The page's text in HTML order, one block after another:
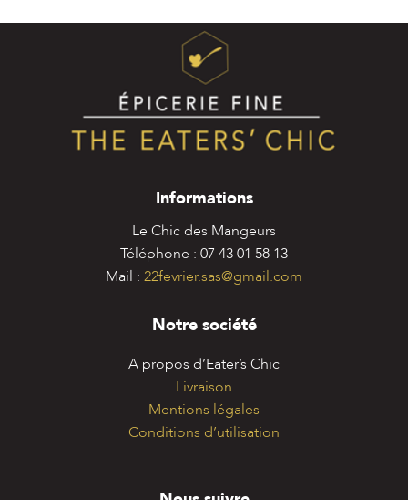
Informations
Le Chic des Mangeurs
Téléphone : 07 43 01 58 13
Mail : 22fevrier.sas@gmail.com
Notre société
A propos d’Eater’s Chic
Livraison
Mentions légales
Conditions d’utilisation